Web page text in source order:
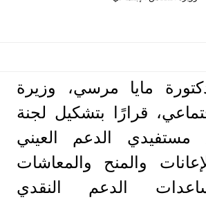
مايا مرسي، وزيرة
قرارًا بتشكيل لجنة
الدعم العيني
والمنح والمعاشات
الدعم النقدي